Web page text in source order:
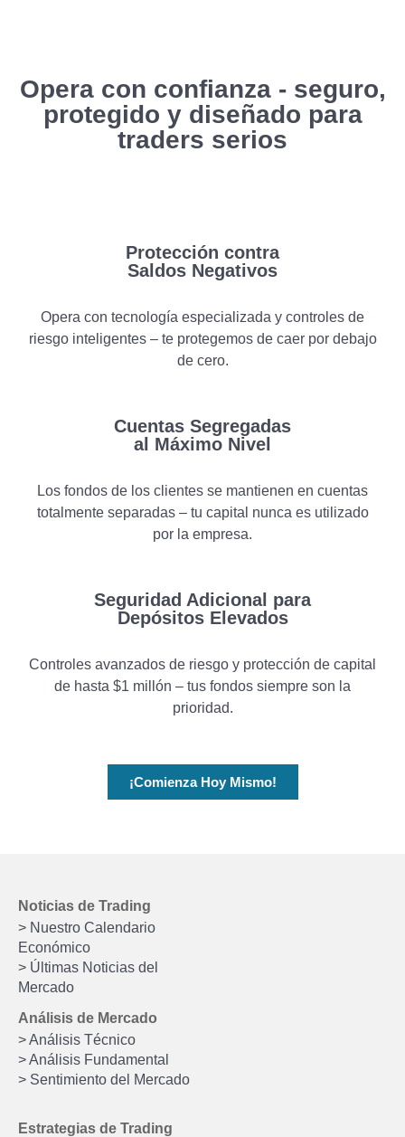
Opera con confianza - seguro,
protegido y diseñado para
traders serios
Protección contra
Saldos Negativos
Opera con tecnología especializada y controles de
riesgo inteligentes – te protegemos de caer por debajo
de cero.
Cuentas Segregadas
al Máximo Nivel
Los fondos de los clientes se mantienen en cuentas
totalmente separadas – tu capital nunca es utilizado
por la empresa.
Seguridad Adicional para
Depósitos Elevados
Controles avanzados de riesgo y protección de capital
de hasta $1 millón – tus fondos siempre son la
prioridad.
¡Comienza Hoy Mismo!
Noticias de Trading
> Nuestro Calendario
Económico
> Últimas Noticias del
Mercado
Análisis de Mercado
> Análisis Técnico
> Análisis Fundamental
> Sentimiento del Mercado
Estrategias de Trading